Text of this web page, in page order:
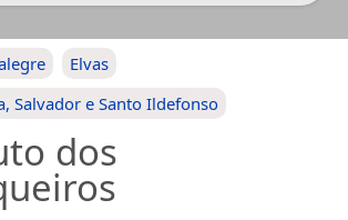
Elvas
Salvador e Santo Ildefonso
dos